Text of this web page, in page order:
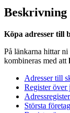
31
st)
Beskrivning
Köpa adresser till
På länkarna hittar
kombineras med att
Adresser till
Register över
Största